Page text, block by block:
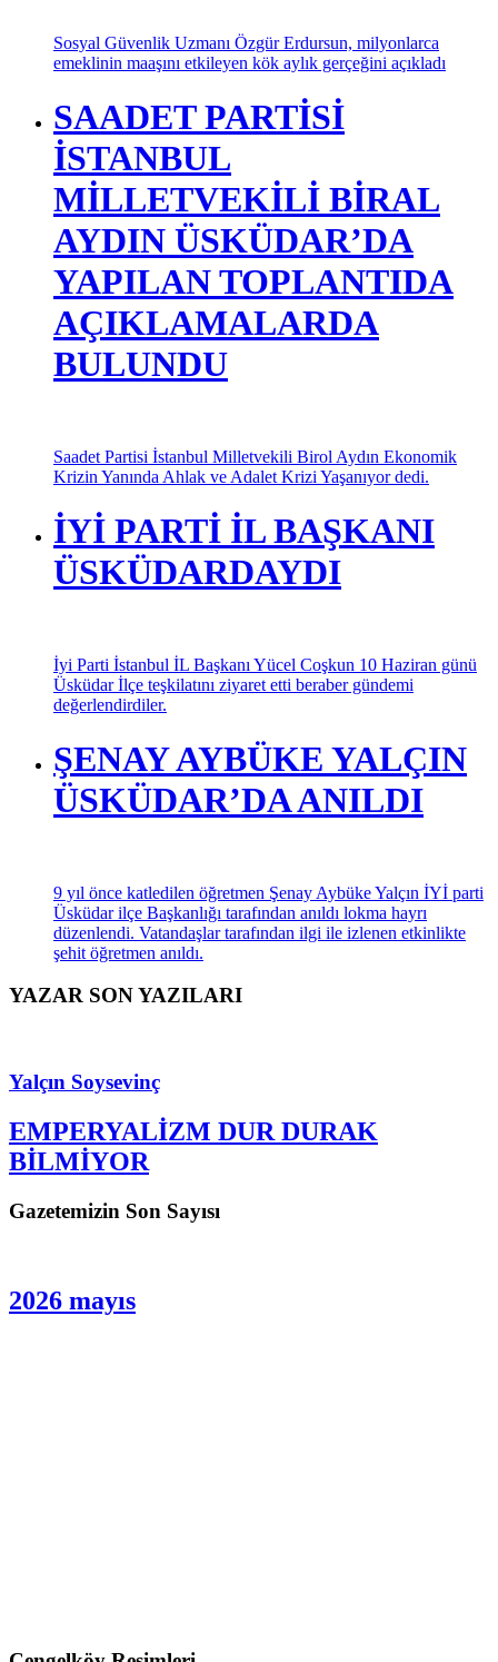
KÖK MAAŞDA BULUŞTU
Sosyal Güvenlik Uzmanı Özgür Erdursun, milyonlarca
emeklinin maaşını etkileyen kök aylık gerçeğini açıkladı
SAADET PARTİSİ
İSTANBUL
MİLLETVEKİLİ BİRAL
AYDIN ÜSKÜDAR’DA
YAPILAN TOPLANTIDA
BULUNDU
İYİ PARTİ İL BAŞKANI
ÜSKÜDARDAYDI
İyi Parti İstanbul İL Başkanı Yücel Coşkun 10 Haziran günü
ŞENAY AYBÜKE YALÇIN
ÜSKÜDAR’DA ANILDI
düzenlendi. Vatandaşlar tarafından ilgi ile izlenen etkinlikte
şehit öğretmen anıldı.
YAZAR SON YAZILARI
Yalçın Soysevinç
BİLMİYOR